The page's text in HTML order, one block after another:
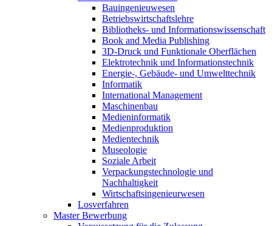
Bauingenieuwesen
Betriebswirtschaftslehre
Bibliotheks- und Informationswissenschaft
Book and Media Publishing
3D-Druck und Funktionale Oberflächen
Elektrotechnik und Informationstechnik
Energie-, Gebäude- und Umwelttechnik
Informatik
International Management
Maschinenbau
Medieninformatik
Medienproduktion
Medientechnik
Museologie
Soziale Arbeit
Verpackungstechnologie und
Nachhaltigkeit
Wirtschaftsingenieurwesen
Losverfahren
Master Bewerbung